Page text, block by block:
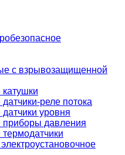
с взрывозащищенной
реле потока
уровня
давления